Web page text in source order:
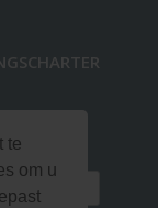
te
om u